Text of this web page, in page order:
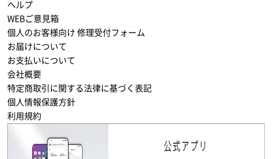
ヘルプ
WEBご意見箱
個人のお客様向け 修理受付フォーム
お届けについて
お支払いについて
会社概要
特定商取引に関する法律に基づく表記
個人情報保護方針
利用規約